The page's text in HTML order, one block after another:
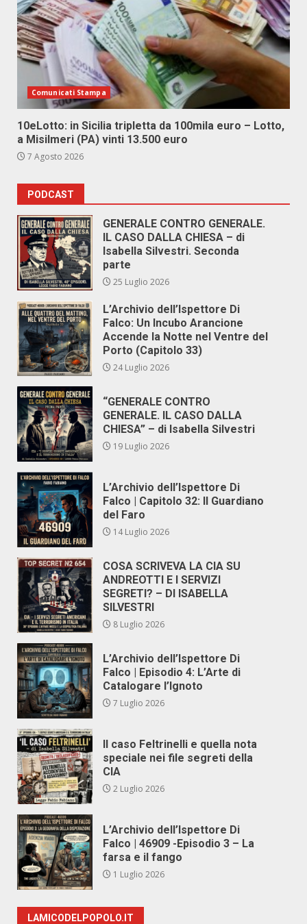
Comunicati Stampa
10eLotto: in Sicilia tripletta da 100mila euro – Lotto,
a Misilmeri (PA) vinti 13.500 euro
7 Agosto 2026
PODCAST
GENERALE CONTRO GENERALE.
IL CASO DALLA CHIESA – di
Isabella Silvestri. Seconda
parte
25 Luglio 2026
L’Archivio dell’Ispettore Di
Falco: Un Incubo Arancione
Accende la Notte nel Ventre del
Porto (Capitolo 33)
24 Luglio 2026
“GENERALE CONTRO
GENERALE. IL CASO DALLA
CHIESA” – di Isabella Silvestri
19 Luglio 2026
L’Archivio dell’Ispettore Di
Falco | Capitolo 32: Il Guardiano
del Faro
14 Luglio 2026
COSA SCRIVEVA LA CIA SU
ANDREOTTI E I SERVIZI
SEGRETI? – DI ISABELLA
SILVESTRI
8 Luglio 2026
L’Archivio dell’Ispettore Di
Falco | Episodio 4: L’Arte di
Catalogare l’Ignoto
7 Luglio 2026
Il caso Feltrinelli e quella nota
speciale nei file segreti della
CIA
2 Luglio 2026
L’Archivio dell’Ispettore Di
Falco | 46909 -Episodio 3 – La
farsa e il fango
1 Luglio 2026
LAMICODELPOPOLO.IT